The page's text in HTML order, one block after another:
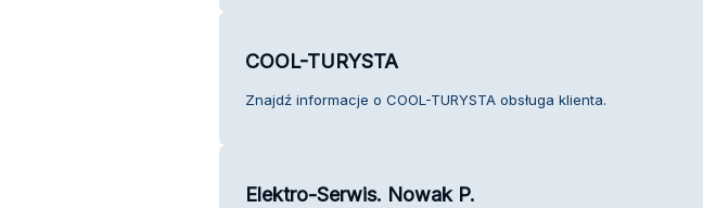
COOL-TURYSTA
Znajdź informacje o COOL-TURYSTA obsługa klienta.
Elektro-Serwis. Nowak P.